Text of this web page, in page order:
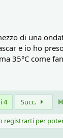
di una
e io ho
35°C come
4 Succ.
registrarti per